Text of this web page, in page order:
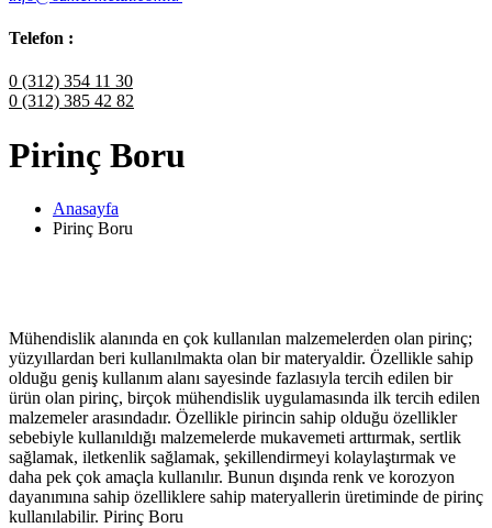
Telefon :
0 (312) 354 11 30
0 (312) 385 42 82
Pirinç Boru
Anasayfa
Pirinç Boru
Mühendislik alanında en çok kullanılan malzemelerden olan pirinç;
yüzyıllardan beri kullanılmakta olan bir materyaldir. Özellikle sahip
olduğu geniş kullanım alanı sayesinde fazlasıyla tercih edilen bir
ürün olan pirinç, birçok mühendislik uygulamasında ilk tercih edilen
malzemeler arasındadır. Özellikle pirincin sahip olduğu özellikler
sebebiyle kullanıldığı malzemelerde mukavemeti arttırmak, sertlik
sağlamak, iletkenlik sağlamak, şekillendirmeyi kolaylaştırmak ve
daha pek çok amaçla kullanılır. Bunun dışında renk ve korozyon
dayanımına sahip özelliklere sahip materyallerin üretiminde de pirinç
kullanılabilir. Pirinç Boru